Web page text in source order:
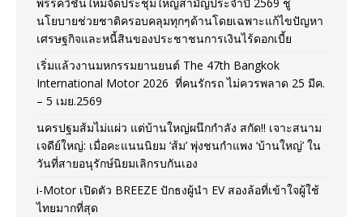
นโยบายช่วยชาติครอบคลุมทุกๆด้านโดยเฉพาะแก้ไขปัญหา
เศรษฐกิจและหนี้สินของประชาชนการเงินไร้ดอกเบี้ย
เริ่มแล้วงานมหกรรมยานยนต์ The 47th Bangkok
International Motor 2026 ที่คนรักรถ ไม่ควรพลาด 25 มีค.
– 5 เมย.2569
นครปฐมส้มไม่แผ่ว แต่บ้านใหญ่ผนึกกำลัง สกัด!! เจาะสนาม
เจดีย์ใหญ่: เมื่อคะแนนนิยม ‘ส้ม’ พุ่งชนกำแพง ‘บ้านใหญ่’ ใน
วันที่สายอนุรักษ์นิยมเลิกรบกันเอง
i-Motor เปิดตัว BREEZE ปักธงผู้นำ EV สองล้อที่เข้าใจผู้ใช้
ไทยมากที่สุด